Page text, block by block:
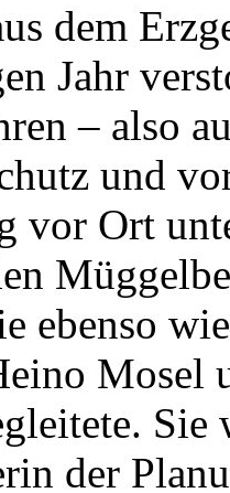
dem
Jahr
– also
und
vor Ort
ebenso
Sie
der